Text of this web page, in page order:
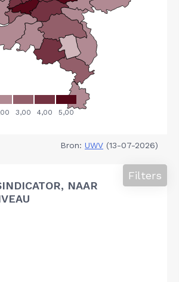
Bron: UWV (13-07-2026)
NAAR
Filters